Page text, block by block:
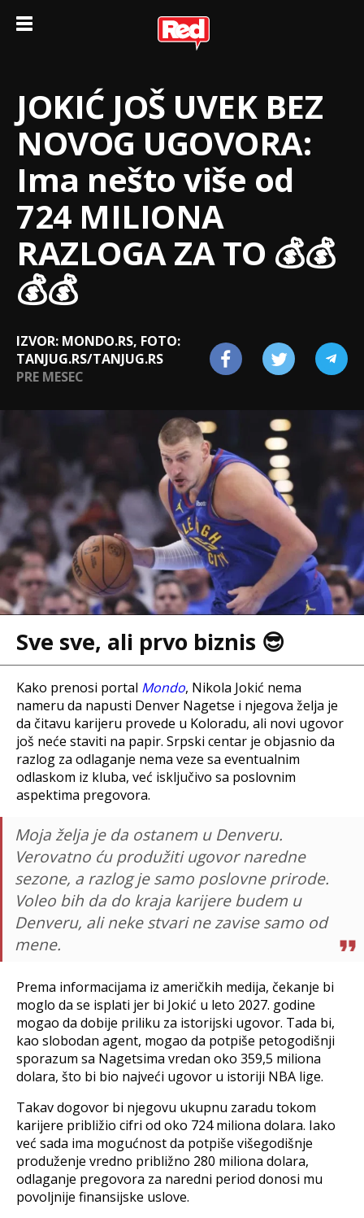
JOKIĆ JOŠ UVEK BEZ
NOVOG UGOVORA:
Ima nešto više od
724 MILIONA
RAZLOGA ZA TO 💰💰
💰💰
IZVOR: MONDO.RS, FOTO:
TANJUG.RS/TANJUG.RS
PRE MESEC
Sve sve, ali prvo biznis 😎
Kako prenosi portal Mondo, Nikola Jokić nema
nameru da napusti Denver Nagetse i njegova želja je
da čitavu karijeru provede u Koloradu, ali novi ugovor
još neće staviti na papir. Srpski centar je objasnio da
razlog za odlaganje nema veze sa eventualnim
odlaskom iz kluba, već isključivo sa poslovnim
aspektima pregovora.
Moja želja je da ostanem u Denveru.
Verovatno ću produžiti ugovor naredne
sezone, a razlog je samo poslovne prirode.
Voleo bih da do kraja karijere budem u
Denveru, ali neke stvari ne zavise samo od
mene.
Prema informacijama iz američkih medija, čekanje bi
moglo da se isplati jer bi Jokić u leto 2027. godine
mogao da dobije priliku za istorijski ugovor. Tada bi,
kao slobodan agent, mogao da potpiše petogodišnji
sporazum sa Nagetsima vredan oko 359,5 miliona
dolara, što bi bio najveći ugovor u istoriji NBA lige.
Takav dogovor bi njegovu ukupnu zaradu tokom
karijere približio cifri od oko 724 miliona dolara. Iako
već sada ima mogućnost da potpiše višegodišnje
produženje vredno približno 280 miliona dolara,
odlaganje pregovora za naredni period donosi mu
povoljnije finansijske uslove.